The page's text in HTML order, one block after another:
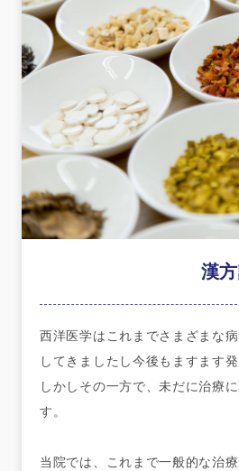
漢
西洋医学はこれまでさまざまな
してきましたし今後もますます
しかしその一方で、未だに治療
す。
当院では、これまで一般的な治